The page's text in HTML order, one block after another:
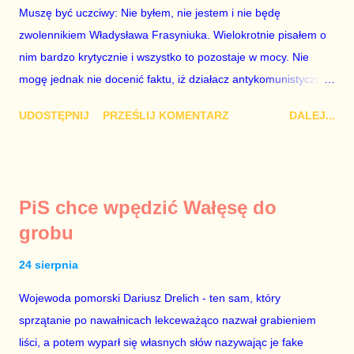
wyłącznie o jego władzę nad sądownictwem kosztem władzy
Zbigniewa Ziobry. W poprzednich ustawach Ziobro miał 100%
władzy nad sądami, a Duda 0%. W nowych ustawach Ziobro
ma 90...
Muszę być uczciwy: Nie byłem, nie jestem i nie będę
zwolennikiem Władysława Frasyniuka. Wielokrotnie pisałem o
nim bardzo krytycznie i wszystko to pozostaje w mocy. Nie
mogę jednak nie docenić faktu, iż działacz antykomunistycznej
błądzenia – przejrzał na oczy i zrozumiał polityczną
Petru znany z nienawiści do Platformy Obywatelskiej. Być
może nienawiść ta ma swe źródło w tym, że chciał być doradcą
Mistewicza. Nie wiem. Faktem jest, że Biedroń szkaluje
Koalicję Obywatelską i – tak samo jak kiedyś Petru – ogłasza,
że chce być premierem. Grzegorz Schetyna nigdy tego nie
UDOSTĘPNIJ PRZEŚLIJ KOMENTARZ DALEJ...
PiS chce wpędzić Wałęsę do
grobu
24 sierpnia
Wojewoda pomorski Dariusz Drelich - ten sam, który
sprzątanie po nawałnicach lekceważąco nazwał grabieniem
liści, a potem wyparł się własnych słów nazywając je fake